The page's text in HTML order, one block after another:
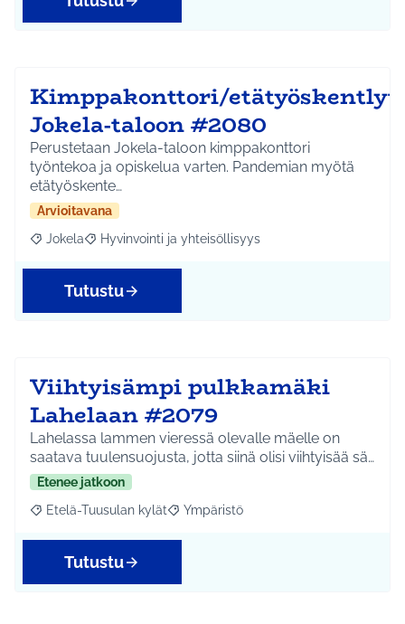
Kimppakonttori/
Jokela-taloon #2080
Perustetaan Jokela-taloon kimppakonttori
työntekoa ja opiskelua varten. Pandemian myötä
etätyöskente…
Arvioitavana
Rajaa tulokset aihepiirin mukaan: Jokela
Jokela Rajaa tulokset teeman mukaan: Hyvinvointi ja
Hyvinvointi ja yhteisöllisyys
Tutustu
Viihtyisämpi pulkkamäki
Lahelaan #2079
Lahelassa lammen vieressä olevalle mäelle on
saatava tuulensuojusta, jotta siinä olisi viihtyisää sä…
Etenee jatkoon
Rajaa tulokset aihepiirin mukaan: Etelä-Tuusulan kylät
Etelä-Tuusulan kylät Rajaa tulokset teeman mukaan:
Ympäristö
Tutustu